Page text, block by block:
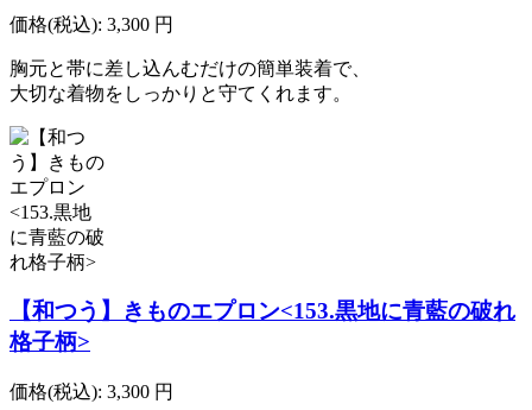
価格(税込): 3,300 円
胸元と帯に差し込んむだけの簡単装着で、
大切な着物をしっかりと守てくれます。
【和つう】きものエプロン<153.黒地に青藍の破れ
格子柄>
価格(税込): 3,300 円